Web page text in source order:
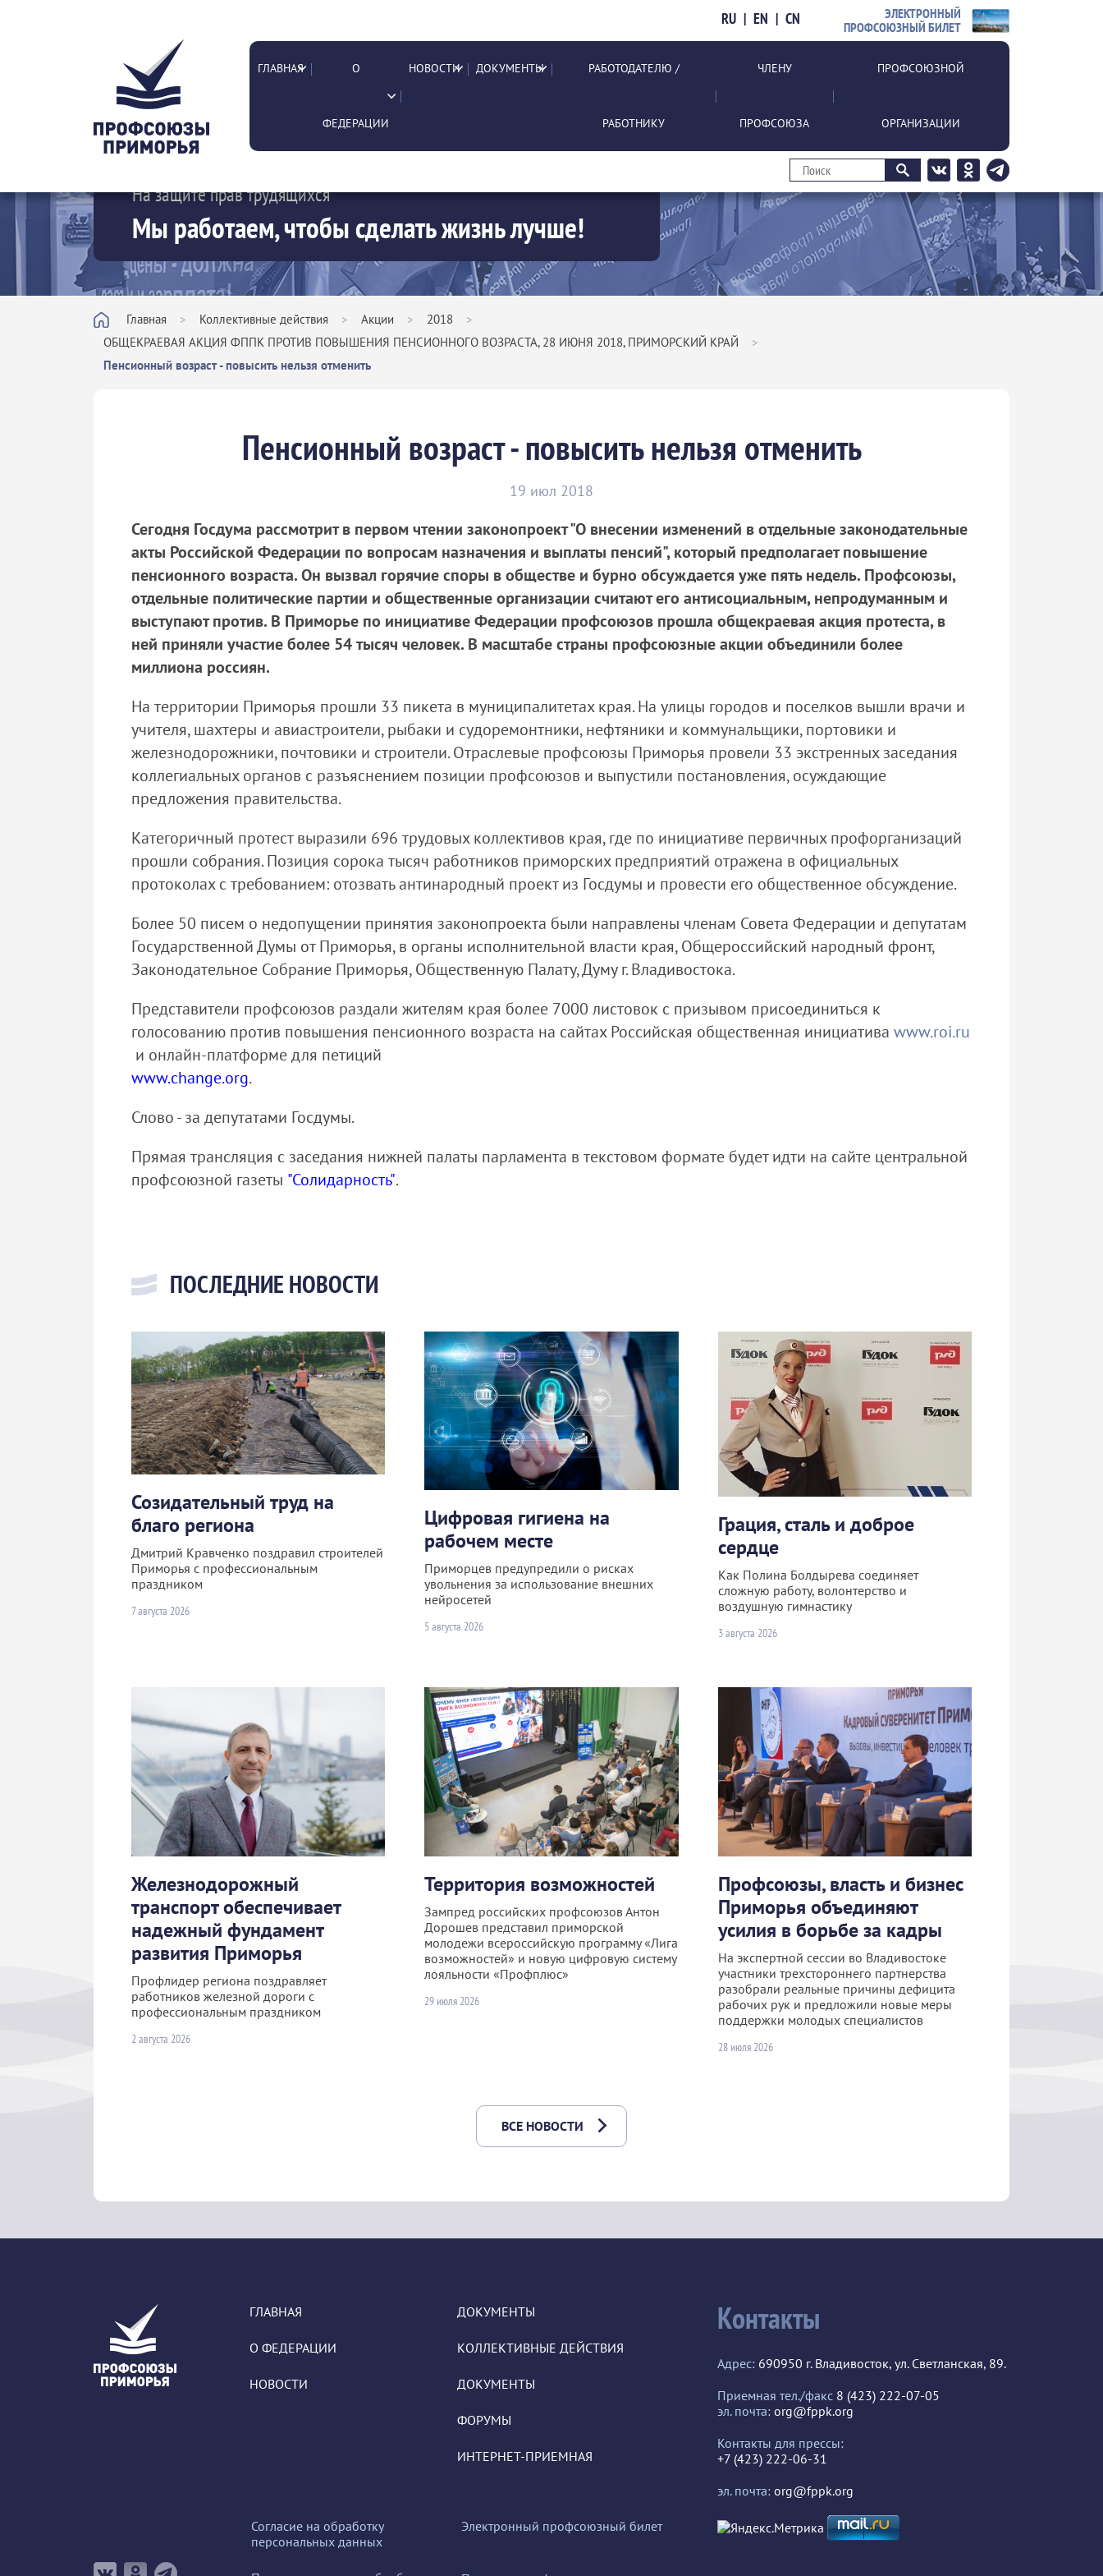
RU | EN | CN
ЭЛЕКТРОННЫЙ
ПРОФСОЮЗНЫЙ БИЛЕТ
ГЛАВНАЯ О
ФЕДЕРАЦИИ
НОВОСТИ ДОКУМЕНТЫ РАБОТОДАТЕЛЮ /
РАБОТНИКУ
ЧЛЕНУ
ПРОФСОЮЗА
ПРОФСОЮЗНОЙ
ОРГАНИЗАЦИИ
На защите прав трудящихся
Мы работаем, чтобы сделать жизнь лучше!
Главная > Коллективные действия > Акции > 2018
>
ОБЩЕКРАЕВАЯ АКЦИЯ ФППК ПРОТИВ ПОВЫШЕНИЯ ПЕНСИОННОГО ВОЗРАСТА, 28 ИЮНЯ 2018, ПРИМОРСКИЙ КРАЙ
>
Пенсионный возраст - повысить нельзя отменить
Пенсионный возраст - повысить нельзя отменить
19 июл 2018
Сегодня Госдума рассмотрит в первом чтении законопроект "О внесении изменений в отдельные законодательные
акты Российской Федерации по вопросам назначения и выплаты пенсий", который предполагает повышение
пенсионного возраста. Он вызвал горячие споры в обществе и бурно обсуждается уже пять недель. Профсоюзы,
отдельные политические партии и общественные организации считают его антисоциальным, непродуманным и
выступают против. В Приморье по инициативе Федерации профсоюзов прошла общекраевая акция протеста, в
ней приняли участие более 54 тысяч человек. В масштабе страны профсоюзные акции объединили более
миллиона россиян.
На территории Приморья прошли 33 пикета в муниципалитетах края. На улицы городов и поселков вышли врачи и
учителя, шахтеры и авиастроители, рыбаки и судоремонтники, нефтяники и коммунальщики, портовики и
железнодорожники, почтовики и строители. Отраслевые профсоюзы Приморья провели 33 экстренных заседания
коллегиальных органов с разъяснением позиции профсоюзов и выпустили постановления, осуждающие
предложения правительства.
Категоричный протест выразили 696 трудовых коллективов края, где по инициативе первичных профорганизаций
прошли собрания. Позиция сорока тысяч работников приморских предприятий отражена в официальных
протоколах с требованием: отозвать антинародный проект из Госдумы и провести его общественное обсуждение.
Более 50 писем о недопущении принятия законопроекта были направлены членам Совета Федерации и депутатам
Государственной Думы от Приморья, в органы исполнительной власти края, Общероссийский народный фронт,
Законодательное Собрание Приморья, Общественную Палату, Думу г. Владивостока.
Представители профсоюзов раздали жителям края более 7000 листовок с призывом присоединиться к
голосованию против повышения пенсионного возраста на сайтах Российская общественная инициатива www.roi.ru
и онлайн-платформе для петиций
www.change.org.
Слово - за депутатами Госдумы.
Прямая трансляция с заседания нижней палаты парламента в текстовом формате будет идти на сайте центральной
профсоюзной газеты "Солидарность".
ПОСЛЕДНИЕ НОВОСТИ
Созидательный труд на
благо региона
Дмитрий Кравченко поздравил строителей
Приморья с профессиональным
праздником
7 августа 2026
Цифровая гигиена на
рабочем месте
Приморцев предупредили о рисках
увольнения за использование внешних
нейросетей
5 августа 2026
Грация, сталь и доброе
сердце
Как Полина Болдырева соединяет
сложную работу, волонтерство и
воздушную гимнастику
3 августа 2026
Железнодорожный
транспорт обеспечивает
надежный фундамент
развития Приморья
Профлидер региона поздравляет
работников железной дороги с
профессиональным праздником
2 августа 2026
Территория возможностей
Зампред российских профсоюзов Антон
Дорошев представил приморской
молодежи всероссийскую программу «Лига
возможностей» и новую цифровую систему
лояльности «Профплюс»
29 июля 2026
Профсоюзы, власть и бизнес
Приморья объединяют
усилия в борьбе за кадры
На экспертной сессии во Владивостоке
участники трехстороннего партнерства
разобрали реальные причины дефицита
рабочих рук и предложили новые меры
поддержки молодых специалистов
28 июля 2026
ВСЕ НОВОСТИ
ГЛАВНАЯ
О ФЕДЕРАЦИИ
НОВОСТИ
ДОКУМЕНТЫ
КОЛЛЕКТИВНЫЕ ДЕЙСТВИЯ
ДОКУМЕНТЫ
ФОРУМЫ
ИНТЕРНЕТ-ПРИЕМНАЯ
Контакты
Адрес: 690950 г. Владивосток, ул. Светланская, 89.
Приемная тел./факс 8 (423) 222-07-05
эл. почта: org@fppk.org
Контакты для прессы:
+7 (423) 222-06-31
эл. почта: org@fppk.org
Согласие на обработку
персональных данных
Электронный профсоюзный билет